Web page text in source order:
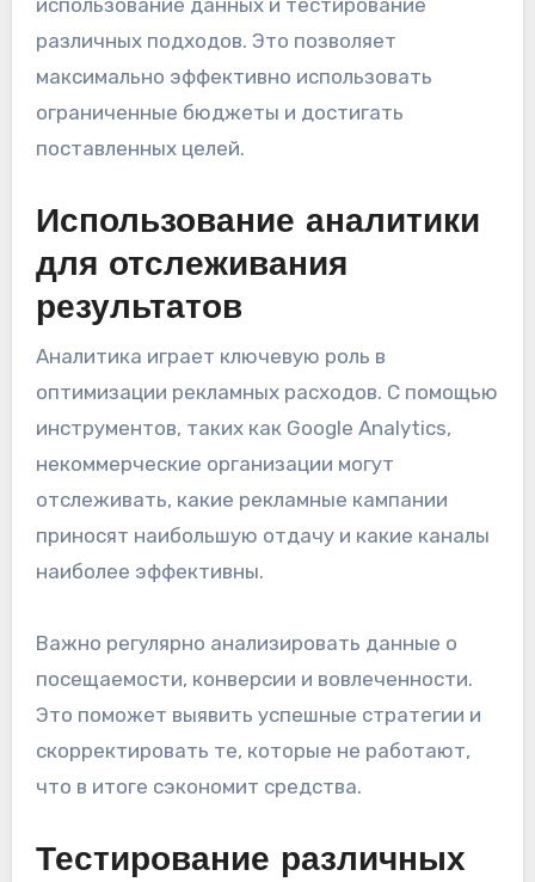
использование данных и тестирование
различных подходов. Это позволяет
максимально эффективно использовать
ограниченные бюджеты и достигать
поставленных целей.
Использование аналитики
для отслеживания
результатов
Аналитика играет ключевую роль в
оптимизации рекламных расходов. С помощью
инструментов, таких как Google Analytics,
некоммерческие организации могут
отслеживать, какие рекламные кампании
приносят наибольшую отдачу и какие каналы
наиболее эффективны.
Важно регулярно анализировать данные о
посещаемости, конверсии и вовлеченности.
Это поможет выявить успешные стратегии и
скорректировать те, которые не работают,
что в итоге сэкономит средства.
Тестирование различных